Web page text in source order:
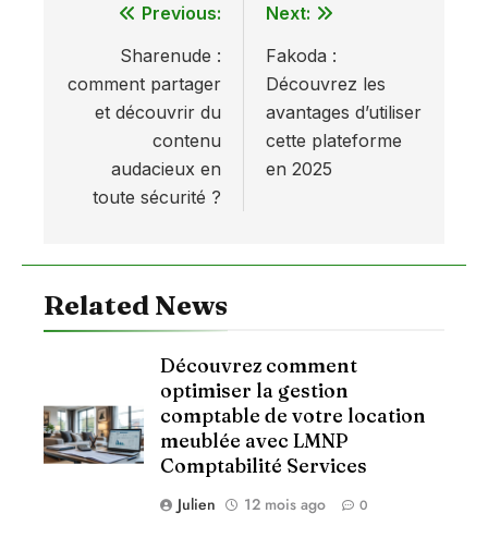
Navigation
l’article
Previous:
Sharenude :
comment partager
et découvrir du
contenu
audacieux en
toute sécurité ?
Next:
Fakoda :
Découvrez les
avantages d’utiliser
cette plateforme
en 2025
Related News
Découvrez comment
optimiser la gestion
comptable de votre location
meublée avec LMNP
Comptabilité Services
Julien 12 mois ago 0